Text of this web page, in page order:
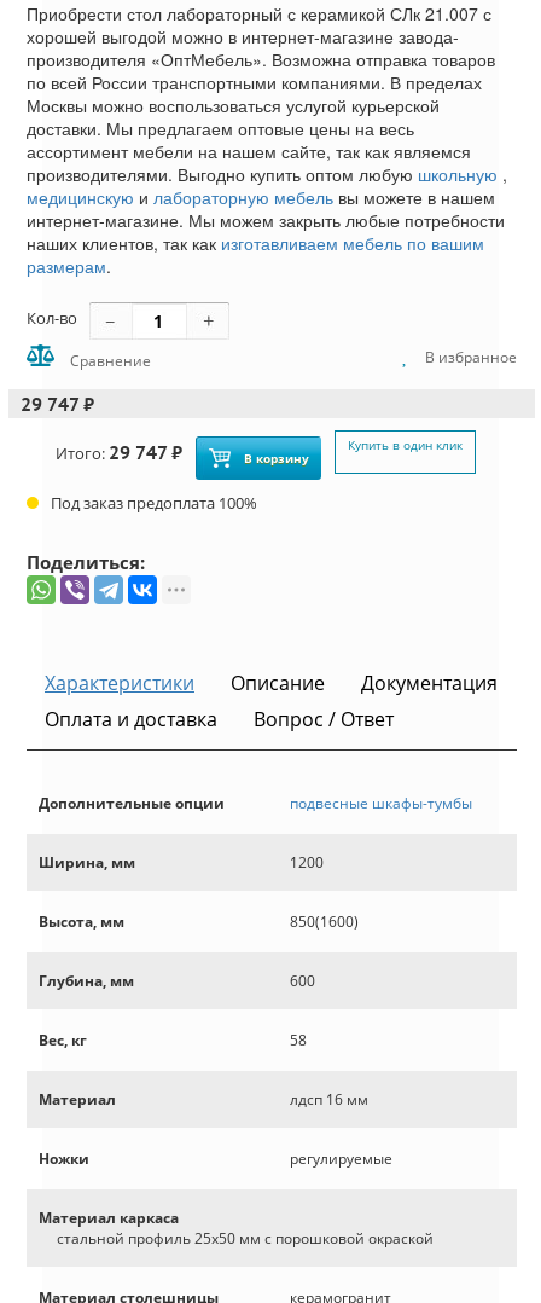
Приобрести стол лабораторный с керамикой СЛк 21.007 с
хорошей выгодой можно в интернет-магазине завода-
производителя «ОптМебель». Возможна отправка товаров
по всей России транспортными компаниями. В пределах
Москвы можно воспользоваться услугой курьерской
доставки. Мы предлагаем оптовые цены на весь
ассортимент мебели на нашем сайте, так как являемся
производителями. Выгодно купить оптом любую школьную ,
медицинскую и лабораторную мебель вы можете в нашем
интернет-магазине. Мы можем закрыть любые потребности
наших клиентов, так как изготавливаем мебель по вашим
размерам.
Кол-во
Сравнение В избранное
29 747 ₽
Итого: 29 747 ₽ В корзину
Купить в один клик
Под заказ предоплата 100%
Поделиться:
Характеристики Описание
Документация
Оплата и доставка
Вопрос / Ответ
Дополнительные опции подвесные шкафы-тумбы
Ширина, мм 1200
Высота, мм 850(1600)
Глубина, мм 600
Вес, кг 58
Материал лдсп 16 мм
Ножки регулируемые
Материал каркаса
стальной профиль 25х50 мм с порошковой окраской
Материал столешницы керамогранит